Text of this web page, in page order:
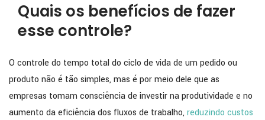
Quais os benefícios de fazer
esse controle?
O controle do tempo total do ciclo de vida de um pedido ou
produto não é tão simples, mas é por meio dele que as
empresas tomam consciência de investir na produtividade e no
aumento da eficiência dos fluxos de trabalho,reduzindo custos